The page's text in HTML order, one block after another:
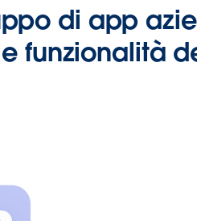
di app
funzionalità